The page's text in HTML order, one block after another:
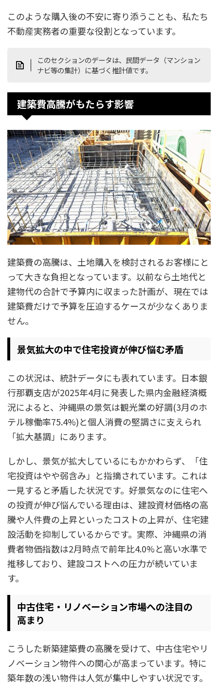
このような購入後の不安に寄り添うことも、私たち
不動産実務者の重要な役割となっています。
このセクションのデータは、民間データ（マンション
ナビ等の集計）に基づく推計値です。
建築費高騰がもたらす影響
建築費の高騰は、土地購入を検討されるお客様にと
って大きな負担となっています。以前なら土地代と
建物代の合計で予算内に収まった計画が、現在では
建築費だけで予算を圧迫するケースが少なくありま
せん。
景気拡大の中で住宅投資が伸び悩む矛盾
この状況は、統計データにも表れています。日本銀
行那覇支店が2025年4月に発表した県内金融経済概
況によると、沖縄県の景気は観光業の好調(3月のホ
テル稼働率75.4%)と個人消費の堅調さに支えられ
「拡大基調」にあります。
しかし、景気が拡大しているにもかかわらず、「住
宅投資はやや弱含み」と指摘されています。これは
一見すると矛盾した状況です。好景気なのに住宅へ
の投資が伸び悩んでいる理由は、建設資材価格の高
騰や人件費の上昇といったコストの上昇が、住宅建
設活動を抑制しているからです。実際、沖縄県の消
費者物価指数は2月時点で前年比4.0%と高い水準で
推移しており、建設コストへの圧力が続いていま
す。
中古住宅・リノベーション市場への注目の
高まり
こうした新築建築費の高騰を受けて、中古住宅やリ
ノベーション物件への関心が高まっています。特に
築年数の浅い物件は人気が集中しやすい状況です。